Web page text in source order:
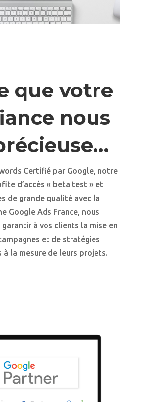
que votre
nous
Certifié par Google, notre
d’accès « beta test » et
de grande qualité avec la
Google Ads France, nous
à vos clients la mise en
et de stratégies
à la mesure de leurs projets.